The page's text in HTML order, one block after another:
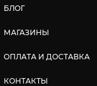
БЛОГ
МАГАЗИНЫ
ОПЛАТА И ДОСТАВКА
КОНТАКТЫ